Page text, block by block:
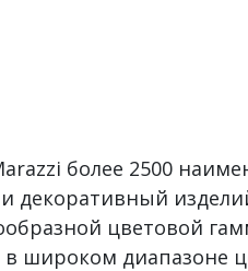
более 2500
декоративный
цветовой
в широком